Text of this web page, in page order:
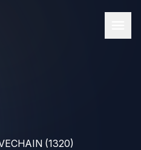
(1320)